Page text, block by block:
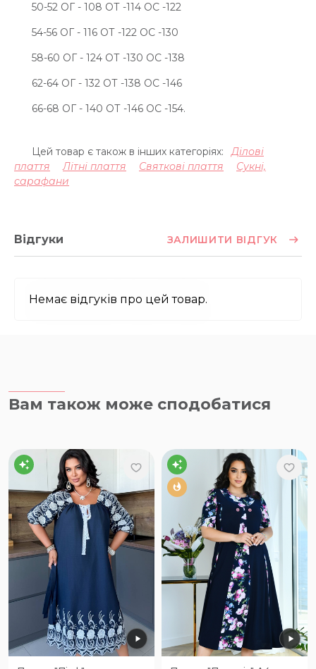
50-52 ОГ - 108 ОТ -114 OC -122
54-56 ОГ - 116 ОТ -122 OC -130
58-60 ОГ - 124 ОТ -130 OC -138
62-64 ОГ - 132 ОТ -138 OC -146
66-68 ОГ - 140 ОТ -146 OC -154.
Цей товар є також в інших категоріях:
Ділові
плаття
Літні плаття Святкові плаття
Сукні,
сарафани
Відгуки ЗАЛИШИТИ ВІДГУК
Немає відгуків про цей товар.
Вам також може сподобатися